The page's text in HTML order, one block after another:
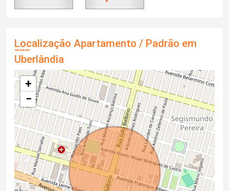
Localização Apartamento / Padrão em
Uberlândia
+
−